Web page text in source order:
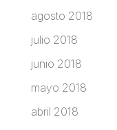
agosto 2018
julio 2018
junio 2018
mayo 2018
abril 2018